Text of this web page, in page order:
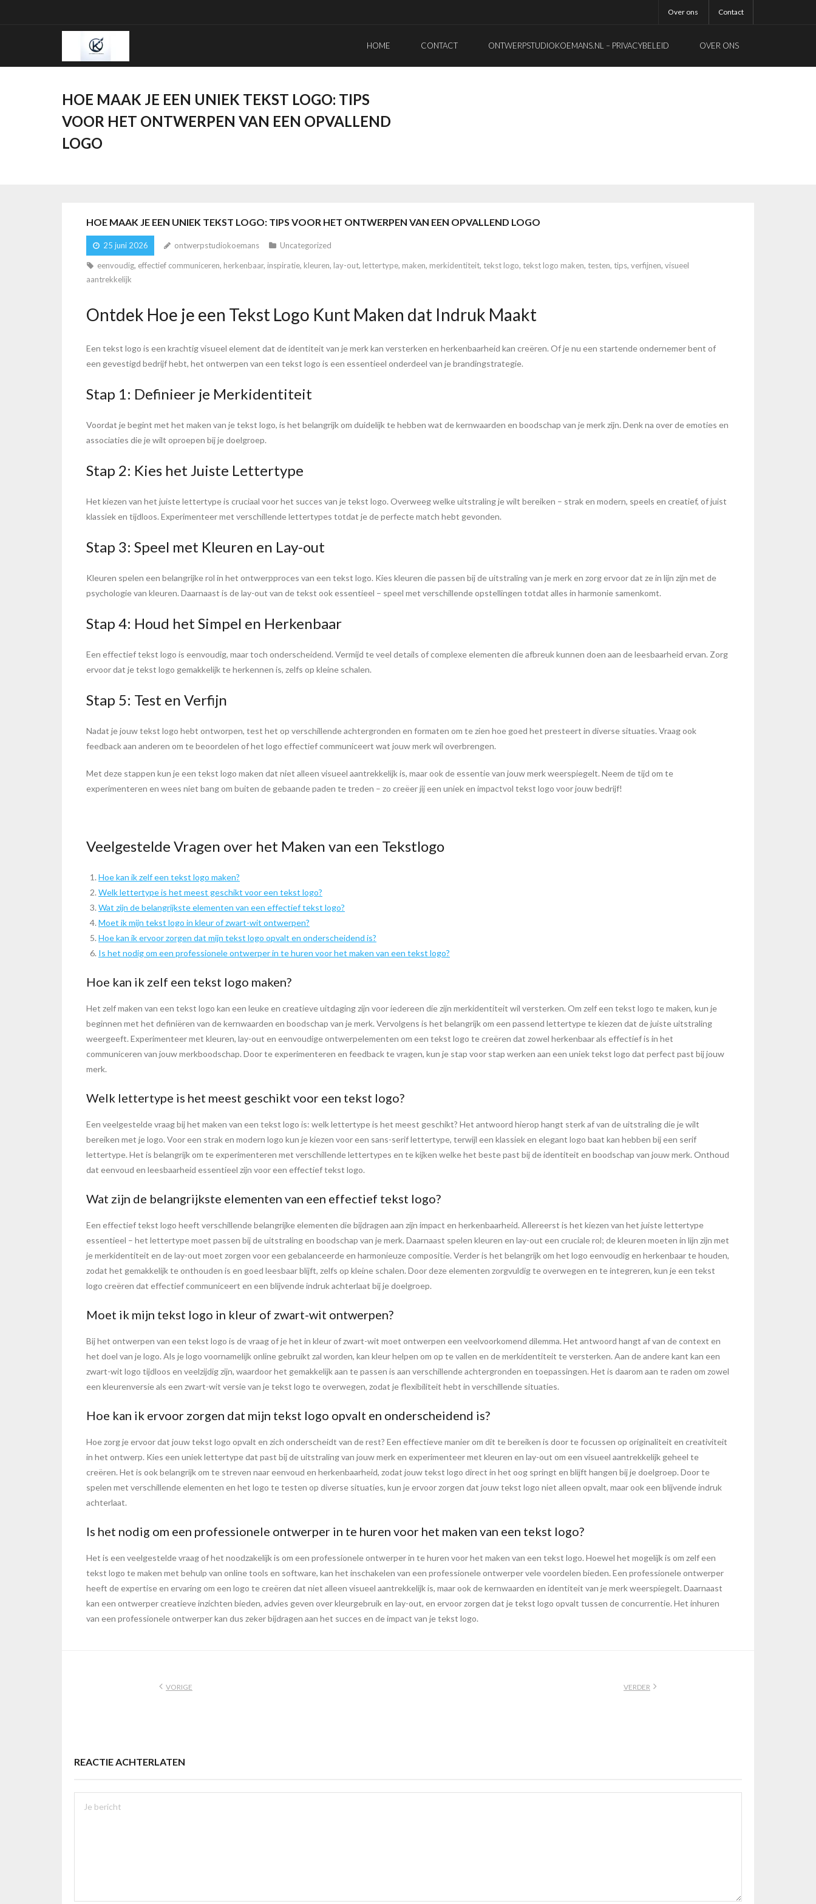
Over ons Contact
HOME CONTACT ONTWERPSTUDIOKOEMANS.NL – PRIVACYBELEID OVER ONS
HOE MAAK JE EEN UNIEK TEKST LOGO: TIPS
VOOR HET ONTWERPEN VAN EEN OPVALLEND
LOGO
HOE MAAK JE EEN UNIEK TEKST LOGO: TIPS VOOR HET ONTWERPEN VAN EEN OPVALLEND LOGO
25 juni 2026 ontwerpstudiokoemans Uncategorized
eenvoudig, effectief communiceren, herkenbaar, inspiratie, kleuren, lay-out, lettertype, maken, merkidentiteit, tekst logo, tekst logo maken, testen, tips, verfijnen, visueel
aantrekkelijk
Ontdek Hoe je een Tekst Logo Kunt Maken dat Indruk Maakt
Een tekst logo is een krachtig visueel element dat de identiteit van je merk kan versterken en herkenbaarheid kan creëren. Of je nu een startende ondernemer bent of
een gevestigd bedrijf hebt, het ontwerpen van een tekst logo is een essentieel onderdeel van je brandingstrategie.
Stap 1: Definieer je Merkidentiteit
Voordat je begint met het maken van je tekst logo, is het belangrijk om duidelijk te hebben wat de kernwaarden en boodschap van je merk zijn. Denk na over de emoties en
associaties die je wilt oproepen bij je doelgroep.
Stap 2: Kies het Juiste Lettertype
Het kiezen van het juiste lettertype is cruciaal voor het succes van je tekst logo. Overweeg welke uitstraling je wilt bereiken – strak en modern, speels en creatief, of juist
klassiek en tijdloos. Experimenteer met verschillende lettertypes totdat je de perfecte match hebt gevonden.
Stap 3: Speel met Kleuren en Lay-out
Kleuren spelen een belangrijke rol in het ontwerpproces van een tekst logo. Kies kleuren die passen bij de uitstraling van je merk en zorg ervoor dat ze in lijn zijn met de
psychologie van kleuren. Daarnaast is de lay-out van de tekst ook essentieel – speel met verschillende opstellingen totdat alles in harmonie samenkomt.
Stap 4: Houd het Simpel en Herkenbaar
Een effectief tekst logo is eenvoudig, maar toch onderscheidend. Vermijd te veel details of complexe elementen die afbreuk kunnen doen aan de leesbaarheid ervan. Zorg
ervoor dat je tekst logo gemakkelijk te herkennen is, zelfs op kleine schalen.
Stap 5: Test en Verfijn
Nadat je jouw tekst logo hebt ontworpen, test het op verschillende achtergronden en formaten om te zien hoe goed het presteert in diverse situaties. Vraag ook
feedback aan anderen om te beoordelen of het logo effectief communiceert wat jouw merk wil overbrengen.
Met deze stappen kun je een tekst logo maken dat niet alleen visueel aantrekkelijk is, maar ook de essentie van jouw merk weerspiegelt. Neem de tijd om te
experimenteren en wees niet bang om buiten de gebaande paden te treden – zo creëer jij een uniek en impactvol tekst logo voor jouw bedrijf!
Veelgestelde Vragen over het Maken van een Tekstlogo
Hoe kan ik zelf een tekst logo maken?
Welk lettertype is het meest geschikt voor een tekst logo?
Wat zijn de belangrijkste elementen van een effectief tekst logo?
Moet ik mijn tekst logo in kleur of zwart-wit ontwerpen?
Hoe kan ik ervoor zorgen dat mijn tekst logo opvalt en onderscheidend is?
Is het nodig om een professionele ontwerper in te huren voor het maken van een tekst logo?
Hoe kan ik zelf een tekst logo maken?
Het zelf maken van een tekst logo kan een leuke en creatieve uitdaging zijn voor iedereen die zijn merkidentiteit wil versterken. Om zelf een tekst logo te maken, kun je
beginnen met het definiëren van de kernwaarden en boodschap van je merk. Vervolgens is het belangrijk om een passend lettertype te kiezen dat de juiste uitstraling
weergeeft. Experimenteer met kleuren, lay-out en eenvoudige ontwerpelementen om een tekst logo te creëren dat zowel herkenbaar als effectief is in het
communiceren van jouw merkboodschap. Door te experimenteren en feedback te vragen, kun je stap voor stap werken aan een uniek tekst logo dat perfect past bij jouw
merk.
Welk lettertype is het meest geschikt voor een tekst logo?
Een veelgestelde vraag bij het maken van een tekst logo is: welk lettertype is het meest geschikt? Het antwoord hierop hangt sterk af van de uitstraling die je wilt
bereiken met je logo. Voor een strak en modern logo kun je kiezen voor een sans-serif lettertype, terwijl een klassiek en elegant logo baat kan hebben bij een serif
lettertype. Het is belangrijk om te experimenteren met verschillende lettertypes en te kijken welke het beste past bij de identiteit en boodschap van jouw merk. Onthoud
dat eenvoud en leesbaarheid essentieel zijn voor een effectief tekst logo.
Wat zijn de belangrijkste elementen van een effectief tekst logo?
Een effectief tekst logo heeft verschillende belangrijke elementen die bijdragen aan zijn impact en herkenbaarheid. Allereerst is het kiezen van het juiste lettertype
essentieel – het lettertype moet passen bij de uitstraling en boodschap van je merk. Daarnaast spelen kleuren en lay-out een cruciale rol; de kleuren moeten in lijn zijn met
je merkidentiteit en de lay-out moet zorgen voor een gebalanceerde en harmonieuze compositie. Verder is het belangrijk om het logo eenvoudig en herkenbaar te houden,
zodat het gemakkelijk te onthouden is en goed leesbaar blijft, zelfs op kleine schalen. Door deze elementen zorgvuldig te overwegen en te integreren, kun je een tekst
logo creëren dat effectief communiceert en een blijvende indruk achterlaat bij je doelgroep.
Moet ik mijn tekst logo in kleur of zwart-wit ontwerpen?
Bij het ontwerpen van een tekst logo is de vraag of je het in kleur of zwart-wit moet ontwerpen een veelvoorkomend dilemma. Het antwoord hangt af van de context en
het doel van je logo. Als je logo voornamelijk online gebruikt zal worden, kan kleur helpen om op te vallen en de merkidentiteit te versterken. Aan de andere kant kan een
zwart-wit logo tijdloos en veelzijdig zijn, waardoor het gemakkelijk aan te passen is aan verschillende achtergronden en toepassingen. Het is daarom aan te raden om zowel
een kleurenversie als een zwart-wit versie van je tekst logo te overwegen, zodat je flexibiliteit hebt in verschillende situaties.
Hoe kan ik ervoor zorgen dat mijn tekst logo opvalt en onderscheidend is?
Hoe zorg je ervoor dat jouw tekst logo opvalt en zich onderscheidt van de rest? Een effectieve manier om dit te bereiken is door te focussen op originaliteit en creativiteit
in het ontwerp. Kies een uniek lettertype dat past bij de uitstraling van jouw merk en experimenteer met kleuren en lay-out om een visueel aantrekkelijk geheel te
creëren. Het is ook belangrijk om te streven naar eenvoud en herkenbaarheid, zodat jouw tekst logo direct in het oog springt en blijft hangen bij je doelgroep. Door te
spelen met verschillende elementen en het logo te testen op diverse situaties, kun je ervoor zorgen dat jouw tekst logo niet alleen opvalt, maar ook een blijvende indruk
achterlaat.
Is het nodig om een professionele ontwerper in te huren voor het maken van een tekst logo?
Het is een veelgestelde vraag of het noodzakelijk is om een professionele ontwerper in te huren voor het maken van een tekst logo. Hoewel het mogelijk is om zelf een
tekst logo te maken met behulp van online tools en software, kan het inschakelen van een professionele ontwerper vele voordelen bieden. Een professionele ontwerper
heeft de expertise en ervaring om een logo te creëren dat niet alleen visueel aantrekkelijk is, maar ook de kernwaarden en identiteit van je merk weerspiegelt. Daarnaast
kan een ontwerper creatieve inzichten bieden, advies geven over kleurgebruik en lay-out, en ervoor zorgen dat je tekst logo opvalt tussen de concurrentie. Het inhuren
van een professionele ontwerper kan dus zeker bijdragen aan het succes en de impact van je tekst logo.
VORIGE VERDER
REACTIE ACHTERLATEN